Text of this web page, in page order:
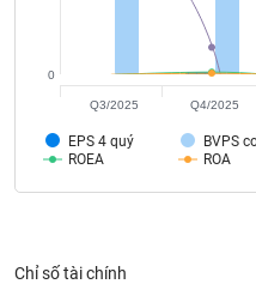
EPS 4 quý BVPS
ROEA
ROA
0
Q3/2025 Q4/2025
Chỉ số tài chính
chính